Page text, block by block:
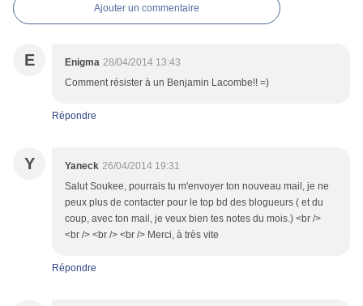
Ajouter un commentaire
E Enigma 28/04/2014 13:43
Comment résister à un Benjamin Lacombe!! =)
Répondre
Y Yaneck 26/04/2014 19:31
Salut Soukee, pourrais tu m'envoyer ton nouveau mail, je ne
peux plus de contacter pour le top bd des blogueurs ( et du
coup, avec ton mail, je veux bien tes notes du mois.) <br />
<br /> <br /> <br /> Merci, à très vite
Répondre